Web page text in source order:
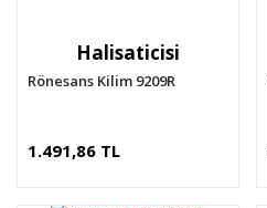
Halisaticisi
Rönesans Kilim 9209R
1.491,86 TL